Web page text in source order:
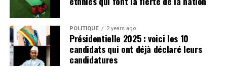
POLITIQUE 2 years ago
Présidentielle 2025 : voici les 10
candidats qui ont déjà déclaré leurs
candidatures